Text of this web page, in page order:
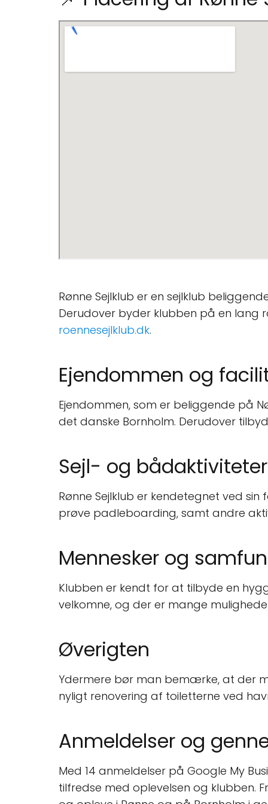
Rønne Sejlklub er en sejlklub
Derudover byder klubben på en lang
roennesejlklub.dk.
Ejendommen og
Ejendommen, som er beliggende på
det danske Bornholm. Derudover
Sejl- og bådaktiviteter
Rønne Sejlklub er kendetegnet ved
prøve padleboarding, samt andre
Mennesker og
Klubben er kendt for at tilbyde en
velkomne, og der er mange
Øverigten
Ydermere bør man bemærke, at der
nyligt renovering af toiletterne ved
Anmeldelser og
Med 14 anmeldelser på Google My
tilfredse med oplevelsen og klubben.